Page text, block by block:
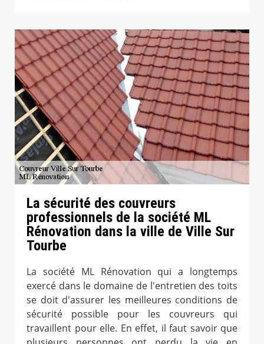
La sécurité des couvreurs
professionnels de la société ML
Rénovation dans la ville de Ville Sur
Tourbe
La société ML Rénovation qui a longtemps
exercé dans le domaine de l'entretien des toits
se doit d'assurer les meilleures conditions de
sécurité possible pour les couvreurs qui
travaillent pour elle. En effet, il faut savoir que